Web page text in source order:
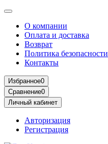
О компании
Оплата и доставка
Возврат
Политика безопасности
Контакты
Избранное0
Сравнение0
Личный кабинет
Авторизация
Регистрация